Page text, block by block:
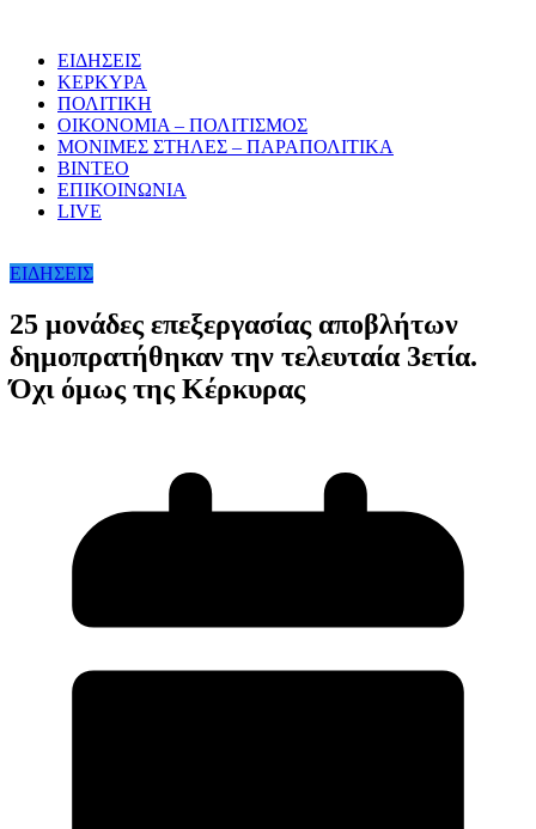
ΕΙΔΗΣΕΙΣ
ΚΕΡΚΥΡΑ
ΠΟΛΙΤΙΚΗ
ΟΙΚΟΝΟΜΙΑ – ΠΟΛΙΤΙΣΜΟΣ
ΜΟΝΙΜΕΣ ΣΤΗΛΕΣ – ΠΑΡΑΠΟΛΙΤΙΚΑ
ΒΙΝΤΕΟ
ΕΠΙΚΟΙΝΩΝΙΑ
LIVE
ΕΙΔΗΣΕΙΣ
25 μονάδες επεξεργασίας αποβλήτων
δημοπρατήθηκαν την τελευταία 3ετία.
Όχι όμως της Κέρκυρας